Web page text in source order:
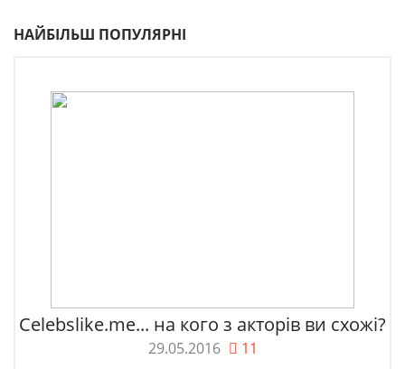
НАЙБІЛЬШ ПОПУЛЯРНІ
Celebslike.me... на кого з акторів ви схожі?
29.05.2016 11